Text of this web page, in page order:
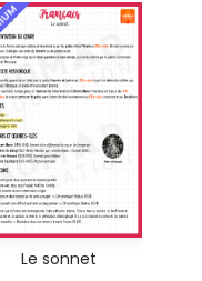
Le sonnet